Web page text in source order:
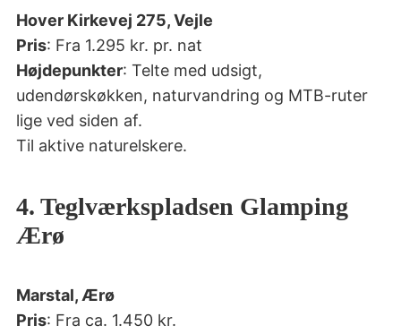
Hover Kirkevej 275, Vejle
Pris: Fra 1.295 kr. pr. nat
Højdepunkter: Telte med udsigt,
udendørskøkken, naturvandring og MTB-ruter
lige ved siden af.
Til aktive naturelskere.
4. Teglværkspladsen Glamping
Ærø
Marstal, Ærø
Pris: Fra ca. 1.450 kr.